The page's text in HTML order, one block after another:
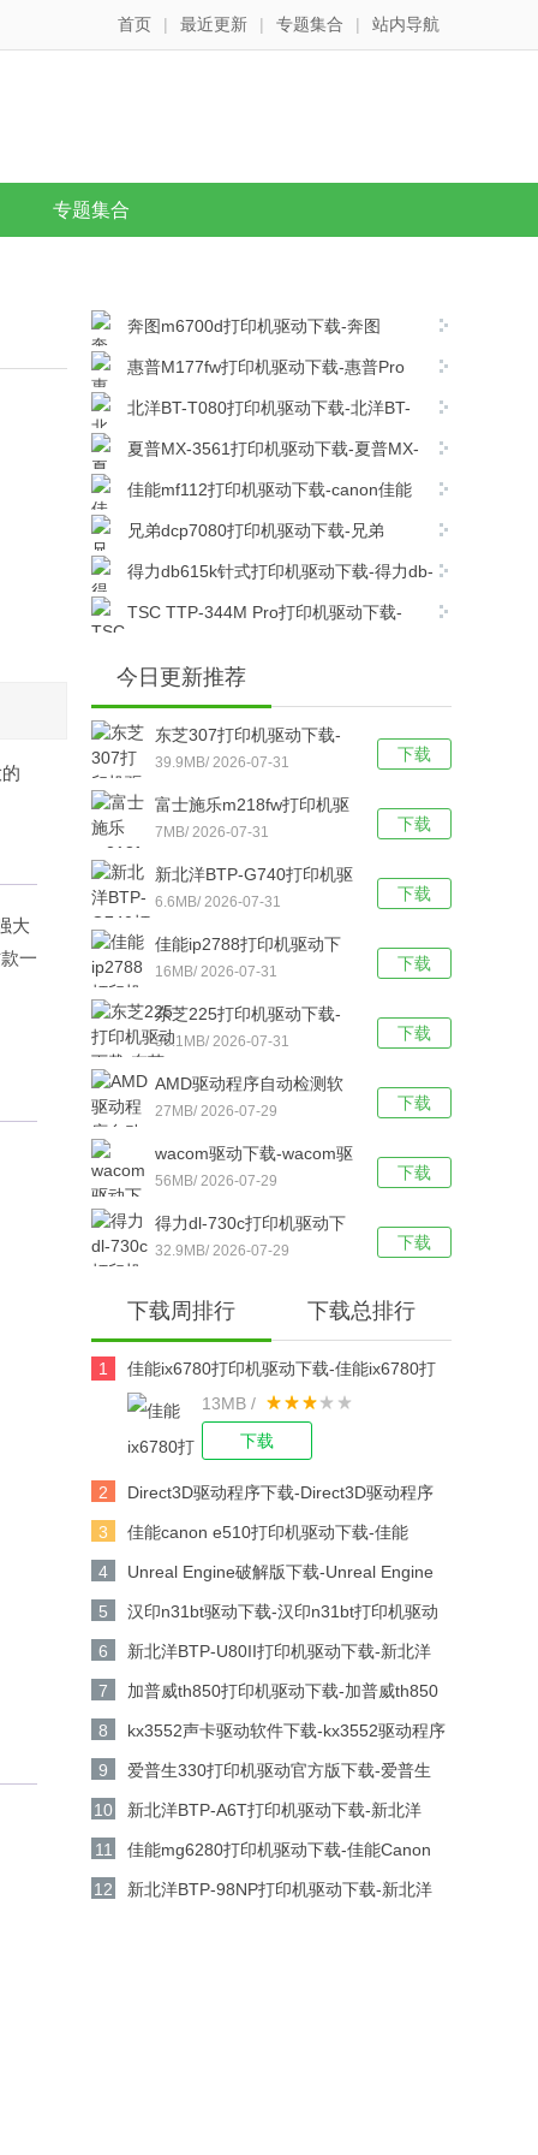
首页 | 最近更新 | 专题集合 | 站内导航
专题集合
大
一
奔图m6700d打印机驱动下载-奔图
m6700d打印机驱动最新版下载
惠普M177fw打印机驱动下载-惠普Pro
M177fw MFP打印机驱动程序
v15.0.16260.1230官方版下载
北洋BT-T080打印机驱动下载-北洋BT-
T080打印机驱动 v1.10官方版下载
夏普MX-3561打印机驱动下载-夏普MX-
3561复合机驱动 v08.05.04.35官方版下载
佳能mf112打印机驱动下载-canon佳能
mf112打印机驱动电脑版下载
兄弟dcp7080打印机驱动下载-兄弟
dcp7080打印机驱动电脑版下载
得力db615k针式打印机驱动下载-得力db-
615k针式打印机驱动官方版下载
TSC TTP-344M Pro打印机驱动下载-
方最新版下载
今日更新推荐
下载
东芝307打印机驱动下载-
东芝307打印机驱动电脑版
下载
39.9MB/ 2026-07-31
下载
富士施乐m218fw打印机驱
动下载-富士施乐m218fw打
印机驱动官方版下载
7MB/ 2026-07-31
下载
新北洋BTP-G740打印机驱
动下载-新北洋BTP-G740
打印机驱动 v2.2.2.0官方版
6.6MB/ 2026-07-31
下载
佳能ip2788打印机驱动下
载-佳能ip2788打印机驱动
官方版下载
16MB/ 2026-07-31
下载
东芝225打印机驱动下载-
东芝Toshiba e-
STUDIO225打印机驱动电
36.1MB/ 2026-07-31
下载
AMD驱动程序自动检测软
件下载-AMD驱动程序自动
检测工具 v19.12.1 官方最
27MB/ 2026-07-29
下载
wacom驱动下载-wacom驱
动 v6.3.30 官方绿色版下载
56MB/ 2026-07-29
下载
得力dl-730c打印机驱动下
载-得力dl-730c条码打印机
32.9MB/ 2026-07-29
下载周排行 下载总排行
1
佳能ix6780打印机驱动下载-佳能ix6780打
印机驱动 v2.75 官方版下载
13MB /
下载
2
Direct3D驱动程序下载-Direct3D驱动程序
v2021下载
3
佳能canon e510打印机驱动下载-佳能
canon e510打印机驱动 V1.0 官方版下载
4
Unreal Engine破解版下载-Unreal Engine
V4.25.0中文版下载
5
汉印n31bt驱动下载-汉印n31bt打印机驱动
电脑版下载
6
新北洋BTP-U80II打印机驱动下载-新北洋
BTP-U80II打印机驱动 v1.01官方版下载
7
加普威th850打印机驱动下载-加普威th850
打印机驱动v7.0.1.0 官方版下载
8
kx3552声卡驱动软件下载-kx3552驱动程序
工具v5.15.18.1160 官方版下载
9
爱普生330打印机驱动官方版下载-爱普生
330打印机驱动 v6.74 中文版下载
10
新北洋BTP-A6T打印机驱动下载-新北洋
BTP-A6T打印机驱动 v1.0官方版下载
11
佳能mg6280打印机驱动下载-佳能Canon
PIXMA MG6280打印机驱动电脑版下载
12
新北洋BTP-98NP打印机驱动下载-新北洋